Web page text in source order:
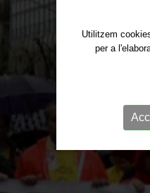
Utilitzem
per a